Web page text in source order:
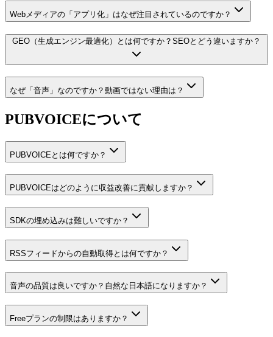
Webメディアの「アプリ化」はなぜ注目されているのですか？
GEO（生成エンジン最適化）とは何ですか？SEOとどう違いますか？
なぜ「音声」なのですか？動画ではない理由は？
PUBVOICEについて
PUBVOICEとは何ですか？
PUBVOICEはどのように収益改善に貢献しますか？
SDKの埋め込みは難しいですか？
RSSフィードからの自動取得とは何ですか？
音声の品質は良いですか？自然な日本語になりますか？
Freeプランの制限はありますか？